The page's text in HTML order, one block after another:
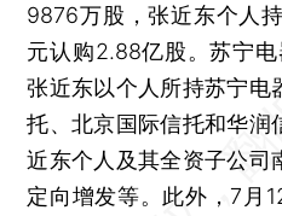
9876万股，张近东个人
元认购2.88亿股。苏宁电
张近东以个人所持苏宁电
托、北京国际信托和华润
近东个人及其全资子公司
定向增发等。此外，7月